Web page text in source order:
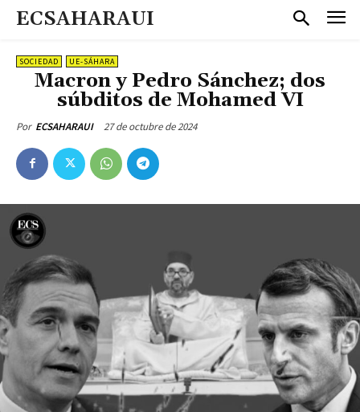
ECSAHARAUI
SOCIEDAD UE-SÁHARA
Macron y Pedro Sánchez; dos
súbditos de Mohamed VI
Por ECSAHARAUI 27 de octubre de 2024